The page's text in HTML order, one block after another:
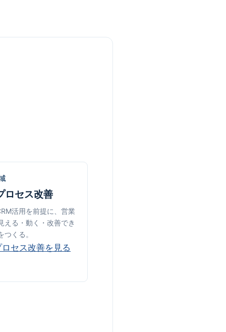
ロセス改善
活用を前提に、営業
える・動く・改善でき
つくる。
セス改善を見る